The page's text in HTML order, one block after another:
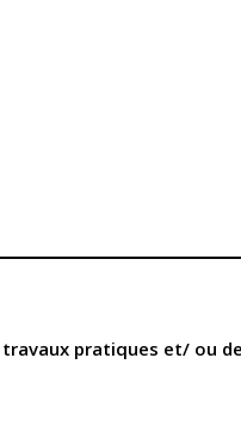
pratiques et/ ou